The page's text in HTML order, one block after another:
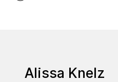
Alissa Knelz